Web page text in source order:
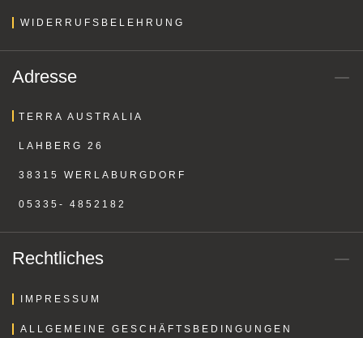
WIDERRUFSBELEHRUNG
Adresse
TERRA AUSTRALIA
LAHBERG 26
38315 WERLABURGDORF
05335- 4852182
Rechtliches
IMPRESSUM
ALLGEMEINE GESCHÄFTSBEDINGUNGEN